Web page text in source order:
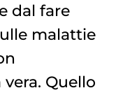
dal fare
malattie
Quello